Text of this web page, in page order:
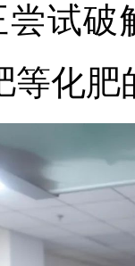
试破
等化肥